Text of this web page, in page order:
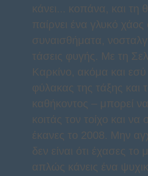
κάνει... κοπάνα, και τη
παίρνει ένα γλυκό
συναισθήματα,
τάσεις φυγής. Με τη
Καρκίνο, ακόμα και
φύλακας της τάξης και
καθήκοντος – μπορεί
κοιτάς τον τοίχο και να
έκανες το 2008. Μην
δεν είναι ότι έχασες
απλώς κάνεις ένα